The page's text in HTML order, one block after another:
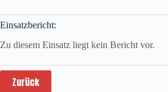
Einsatzbericht:
Zu diesem Einsatz liegt kein Bericht vor.
Zurück